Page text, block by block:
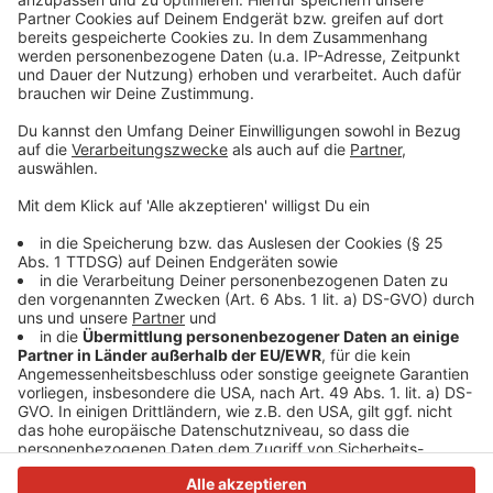
dabei ergangen ist und wobei er selbst mal ins
Schleudern gekommen ist. Viel Spaß beim Zuhören und
bitte nicht erschrecken, wenn dabei das Telefon
klingelt. Es muss ja nicht unbedingt Elvis Eifel dran
Anzeige
Anzeige
Anzeige